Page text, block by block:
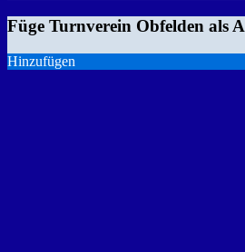
Füge Turnverein Obfelden als
Hinzufügen